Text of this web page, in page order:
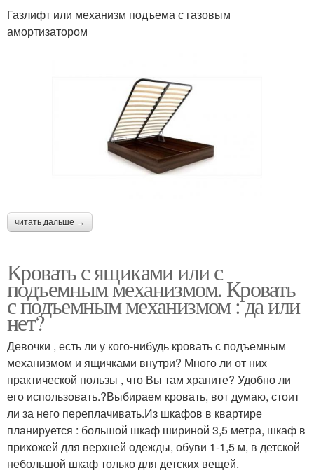
Газлифт или механизм подъема с газовым
амортизатором
читать дальше →
Кровать с ящиками или с
подъемным механизмом. Кровать
с подъемным механизмом : да или
нет?
Девочки , есть ли у кого-нибудь кровать с подъемным
механизмом и ящичками внутри? Много ли от них
практической пользы , что Вы там храните? Удобно ли
его использовать.?Выбираем кровать, вот думаю, стоит
ли за него переплачивать.Из шкафов в квартире
планируется : большой шкаф шириной 3,5 метра, шкаф в
прихожей для верхней одежды, обуви 1-1,5 м, в детской
небольшой шкаф только для детских вещей.